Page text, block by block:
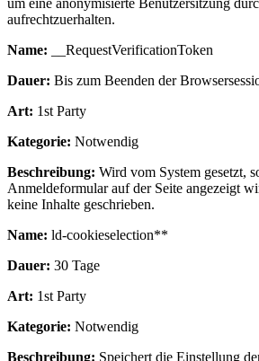
aufrechtzuerhalten.
Name: __RequestVerificationToken
Dauer: Bis zum Beenden der
Art: 1st Party
Kategorie: Notwendig
Beschreibung: Wird vom System gesetzt,
Anmeldeformular auf der Seite angezeigt
keine Inhalte geschrieben.
Name: ld-cookieselection**
Dauer: 30 Tage
Art: 1st Party
Kategorie: Notwendig
Beschreibung: Speichert die Einstellung